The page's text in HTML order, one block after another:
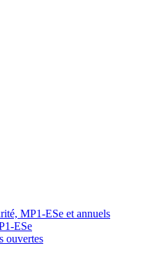
MP1-ESe et annuels
ESe
ouvertes